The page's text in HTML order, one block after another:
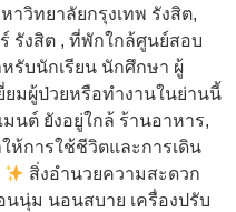
าวิทยาลัยกรุงเทพ รังสิต,
รังสิต , ที่พักใกล้ศูนย์สอบ
รับนักเรียน นักศึกษา ผู้
ยมผู้ป่วยหรือทำงานในย่านนี้
นต์ ยังอยู่ใกล้ ร้านอาหาร,
ห้การใช้ชีวิตและการเดิน
สิ่งอำนวยความสะดวก
นนุ่ม นอนสบาย เครื่องปรับ